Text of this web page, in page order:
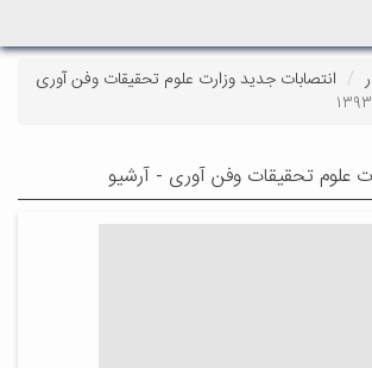
انتصابات جدید وزارت علوم تحقیقات وفن آوری
علوم تحقیقات وفن آوری - آرشیو